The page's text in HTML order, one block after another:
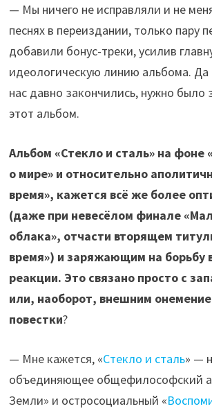
— Мы ничего не исправляли и не
песнях в переиздании, только пару
добавили бонус-треки, усилив
идеологическую линию альбома. Да
нас давно закончились, нужно было
этот альбом.
Альбом «Стекло и сталь» на фоне
о мире» и относительно
время», кажется всё же более
(даже при невесёлом финале
облака», отчасти вторящем
время») и заряжающим на борьбу
реакции. Это связано просто с
или, наоборот, внешним
повестки?
— Мне кажется, «Стекло и сталь» —
объединяющее общефилософский
Земли» и остросоциальный «